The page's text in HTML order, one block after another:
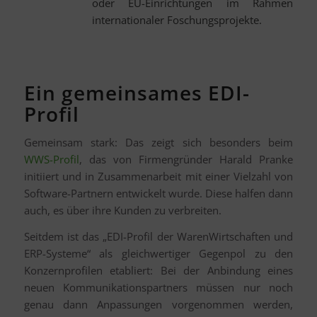
internationaler Foschungsprojekte.
Ein gemeinsames EDI-
Profil
Gemeinsam stark: Das zeigt sich besonders beim
WWS-Profil, das von Firmengründer Harald Pranke
initiiert und in Zusammenarbeit mit einer Vielzahl von
Software-Partnern entwickelt wurde. Diese halfen dann
auch, es über ihre Kunden zu verbreiten.
Seitdem ist das „EDI-Profil der WarenWirtschaften und
ERP-Systeme“ als gleichwertiger Gegenpol zu den
Konzernprofilen etabliert: Bei der Anbindung eines
neuen Kommunikationspartners müssen nur noch
genau dann Anpassungen vorgenommen werden,